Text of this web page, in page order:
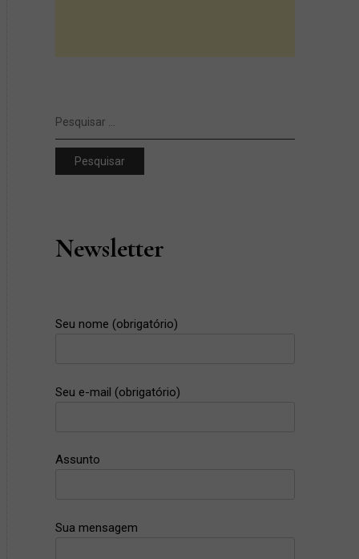
Pesquisar
Newsletter
Seu nome (obrigatório)
Seu e-mail (obrigatório)
Assunto
Sua mensagem